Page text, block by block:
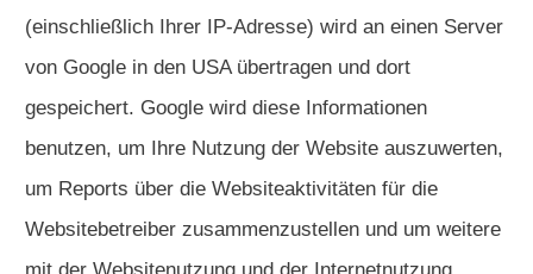
(einschließlich Ihrer IP-Adresse) wird an einen Server
von Google in den USA übertragen und dort
gespeichert. Google wird diese Informationen
benutzen, um Ihre Nutzung der Website auszuwerten,
um Reports über die Websiteaktivitäten für die
Websitebetreiber zusammenzustellen und um weitere